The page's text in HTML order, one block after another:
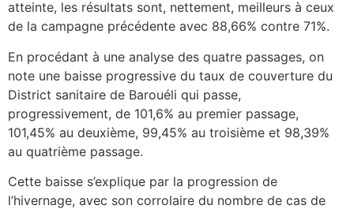
atteinte, les résultats sont, nettement, meilleurs à ceux
de la campagne précédente avec 88,66% contre 71%.
En procédant à une analyse des quatre passages, on
note une baisse progressive du taux de couverture du
District sanitaire de Barouéli qui passe,
progressivement, de 101,6% au premier passage,
101,45% au deuxième, 99,45% au troisième et 98,39%
au quatrième passage.
Cette baisse s’explique par la progression de
l’hivernage, avec son corrolaire du nombre de cas de